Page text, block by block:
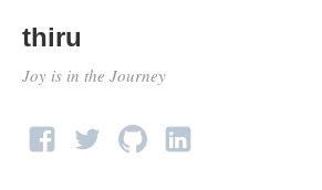
thiru
Joy is in the Journey